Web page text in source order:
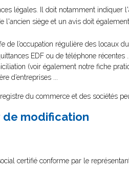
légales. Il doit notamment indiquer
l'ancien siège et un avis doit
de l’occupation régulière des locaux
EDF ou de téléphone récentes
(voir également notre fiche
d’entreprises ...
du commerce et des sociétés
de modification
certifié conforme par le